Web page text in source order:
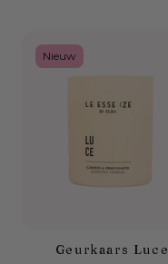
Nieuw
Geurkaars Luce